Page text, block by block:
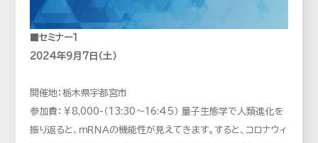
■セミナー1
2024年9月7日（土）
開催地：栃木県宇都宮市
参加費：￥8,000-（13:30～16:45） 量子生態学で人類進化を
振り返ると、ｍＲＮＡの機能性が見えてきます。すると、コロナウィ